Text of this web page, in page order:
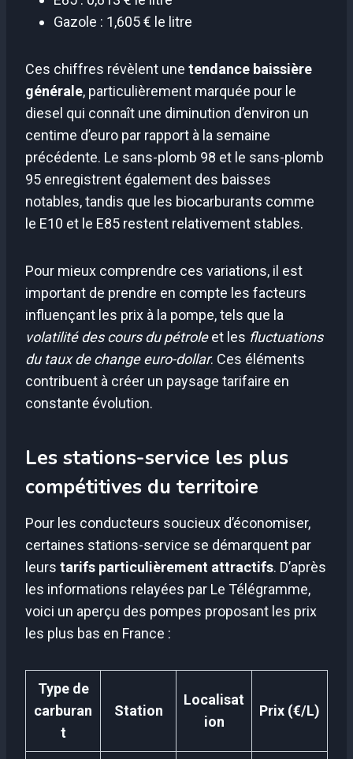
Gazole : 1,605 € le litre
Ces chiffres révèlent une tendance baissière
générale, particulièrement marquée pour le
diesel qui connaît une diminution d’environ un
centime d’euro par rapport à la semaine
précédente. Le sans-plomb 98 et le sans-plomb
95 enregistrent également des baisses
notables, tandis que les biocarburants comme
le E10 et le E85 restent relativement stables.
Pour mieux comprendre ces variations, il est
important de prendre en compte les facteurs
influençant les prix à la pompe, tels que la
volatilité des cours du pétroleet les fluctuations
du taux de change euro-dollar. Ces éléments
contribuent à créer un paysage tarifaire en
constante évolution.
Les stations-service les plus
compétitives du territoire
Pour les conducteurs soucieux d’économiser,
certaines stations-service se démarquent par
leurs tarifs particulièrement attractifs. D’après
les informations relayées par Le Télégramme,
voici un aperçu des pompes proposant les prix
les plus bas en France :
Type de
carburan
t
Station
Localisat
ion
Prix (€/L)